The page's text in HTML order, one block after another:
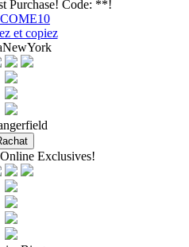
Purchase! Code: **!
et copiez
Exclusives!